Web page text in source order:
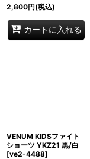
2,800円(税込)
カートに入れる
VENUM KIDSファイト
ショーツ YKZ21 黒/白
[ve2-4488]